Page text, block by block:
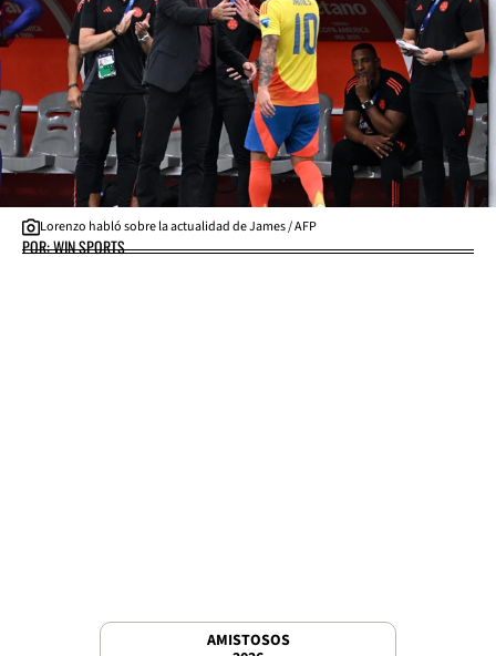
Lorenzo habló sobre la actualidad de James / AFP
POR: WIN SPORTS
AMISTOSOS